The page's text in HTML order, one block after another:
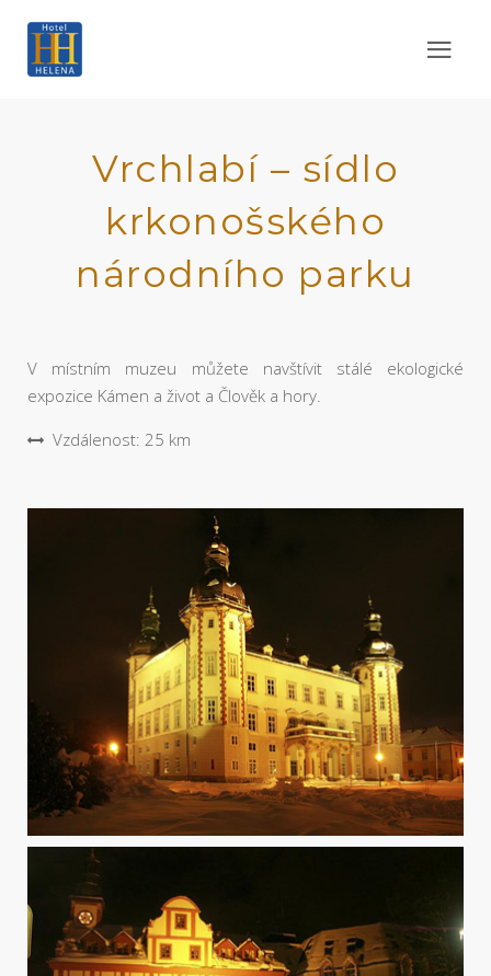
Vrchlabí – sídlo
krkonošského
národního parku
V místním muzeu můžete navštívit stálé ekologické
expozice Kámen a život a Člověk a hory.
Vzdálenost: 25 km